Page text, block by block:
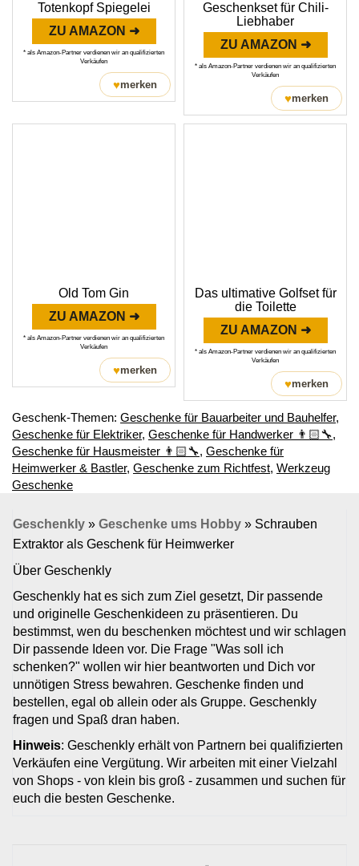
Totenkopf Spiegelei
ZU AMAZON ➜
* als Amazon-Partner verdienen wir an qualifizierten
Verkäufen
♥merken
Geschenkset für Chili-
Liebhaber
ZU AMAZON ➜
* als Amazon-Partner verdienen wir an qualifizierten
Verkäufen
♥merken
Old Tom Gin
ZU AMAZON ➜
* als Amazon-Partner verdienen wir an qualifizierten
Verkäufen
♥merken
Das ultimative Golfset für
die Toilette
ZU AMAZON ➜
* als Amazon-Partner verdienen wir an qualifizierten
Verkäufen
♥merken
Geschenk-Themen: Geschenke für Bauarbeiter und Bauhelfer,
Geschenke für Elektriker, Geschenke für Handwerker 👨🏻‍🔧,
Geschenke für Hausmeister 👨🏻‍🔧, Geschenke für
Heimwerker & Bastler, Geschenke zum Richtfest, Werkzeug
Geschenke
Geschenkly » Geschenke ums Hobby » Schrauben
Extraktor als Geschenk für Heimwerker
Über Geschenkly
Geschenkly hat es sich zum Ziel gesetzt, Dir passende
und originelle Geschenkideen zu präsentieren. Du
bestimmst, wen du beschenken möchtest und wir schlagen
Dir passende Ideen vor. Die Frage "Was soll ich
schenken?" wollen wir hier beantworten und Dich vor
unnötigen Stress bewahren. Geschenke finden und
bestellen, egal ob allein oder als Gruppe. Geschenkly
fragen und Spaß dran haben.
Hinweis: Geschenkly erhält von Partnern bei qualifizierten
Verkäufen eine Vergütung. Wir arbeiten mit einer Vielzahl
von Shops - von klein bis groß - zusammen und suchen für
euch die besten Geschenke.